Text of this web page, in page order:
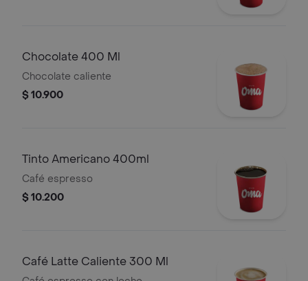
Chocolate 400 Ml
Chocolate caliente
$ 10.900
Tinto Americano 400ml
Café espresso
$ 10.200
Café Latte Caliente 300 Ml